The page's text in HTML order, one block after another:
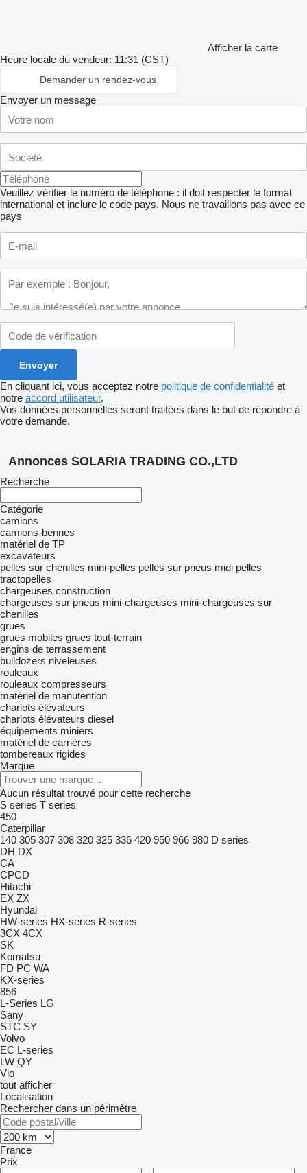
Afficher la carte
Heure locale du vendeur: 11:31 (CST)
Demander un rendez-vous
Envoyer un message
Veuillez vérifier le numéro de téléphone : il doit respecter le format
international et inclure le code pays. Nous ne travaillons pas avec ce
pays
En cliquant ici, vous acceptez notre politique de confidentialité et
notre accord utilisateur.
Vos données personnelles seront traitées dans le but de répondre à
votre demande.
Annonces SOLARIA TRADING CO.,LTD
Recherche
Catégorie
camions
camions-bennes
matériel de TP
excavateurs
pelles sur chenilles mini-pelles pelles sur pneus midi pelles
tractopelles
chargeuses construction
chargeuses sur pneus mini-chargeuses mini-chargeuses sur
chenilles
grues
grues mobiles grues tout-terrain
engins de terrassement
bulldozers niveleuses
rouleaux
rouleaux compresseurs
matériel de manutention
chariots élévateurs
chariots élévateurs diesel
équipements miniers
matériel de carrières
tombereaux rigides
Marque
Aucun résultat trouvé pour cette recherche
S series T series
450
Caterpillar
140 305 307 308 320 325 336 420 950 966 980 D series
DH DX
CA
CPCD
Hitachi
EX ZX
Hyundai
HW-series HX-series R-series
3CX 4CX
SK
Komatsu
FD PC WA
KX-series
856
L-Series LG
Sany
STC SY
Volvo
EC L-series
LW QY
Vio
tout afficher
Localisation
Rechercher dans un périmètre
France
Prix